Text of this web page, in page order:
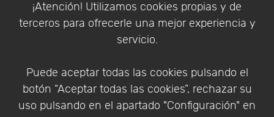
¡Atención! Utilizamos cookies propias y de
terceros para ofrecerle una mejor experiencia y
servicio.
Puede aceptar todas las cookies pulsando el
botón “Aceptar todas las cookies”, rechazar su
uso pulsando en el apartado "Configuración" en
Condiciones de compra
Identificarse